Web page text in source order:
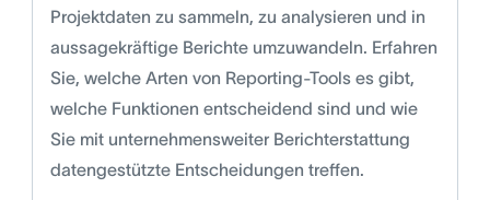
Projektdaten zu sammeln, zu analysieren und in
aussagekräftige Berichte umzuwandeln. Erfahren
Sie, welche Arten von Reporting-Tools es gibt,
welche Funktionen entscheidend sind und wie
Sie mit unternehmensweiter Berichterstattung
datengestützte Entscheidungen treffen.